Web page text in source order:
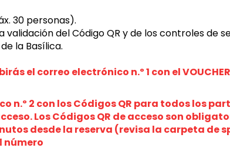
30 personas).
validación del Código QR y de los controles de
la Basílica.
el correo electrónico n.º 1 con el
n.º 2 con los Códigos QR para todos los
Los Códigos QR de acceso son
desde la reserva (revisa la carpeta de
número